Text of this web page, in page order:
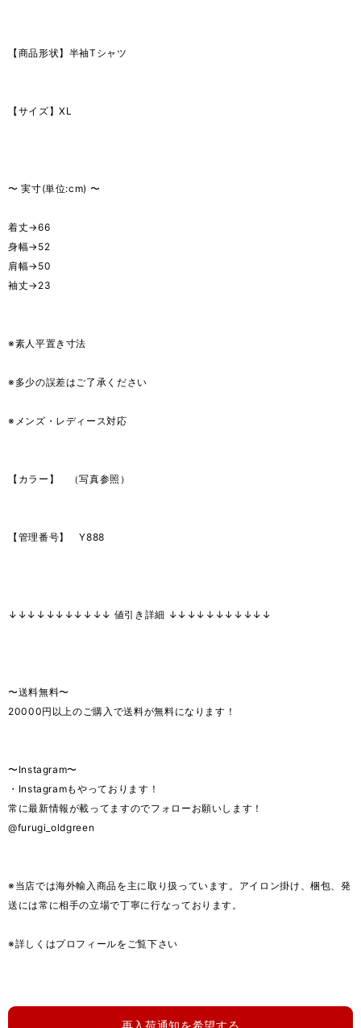
【商品形状】半袖Tシャツ
【サイズ】XL
〜 実寸(単位:cm) 〜
着丈→66
身幅→52
肩幅→50
袖丈→23
※素人平置き寸法
※多少の誤差はご了承ください
※メンズ・レディース対応
【カラー】 （写真参照）
【管理番号】 Y888
↓↓↓↓↓↓↓↓↓↓↓ 値引き詳細 ↓↓↓↓↓↓↓↓↓↓↓
〜送料無料〜
20000円以上のご購入で送料が無料になります！
〜Instagram〜
・Instagramもやっております！
常に最新情報が載ってますのでフォローお願いします！
@furugi_oldgreen
※当店では海外輸入商品を主に取り扱っています。アイロン掛け、梱包、発
送には常に相手の立場で丁寧に行なっております。
※詳しくはプロフィールをご覧下さい
再入荷通知を希望する